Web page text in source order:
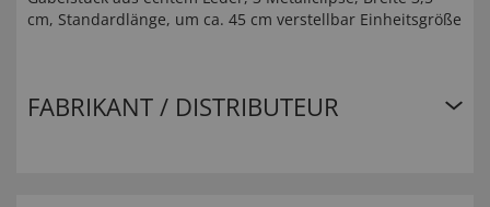
cm, Standardlänge, um ca. 45 cm verstellbar Einheitsgröße
FABRIKANT / DISTRIBUTEUR